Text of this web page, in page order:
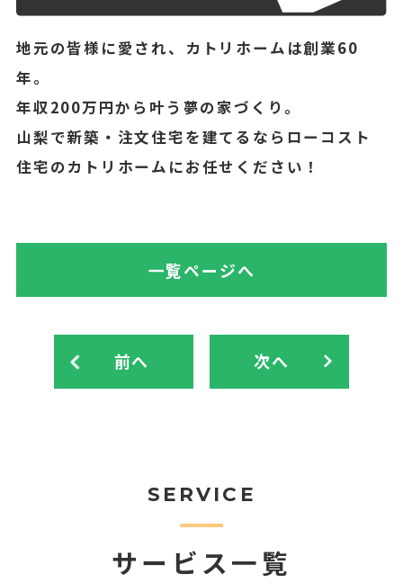
地元の皆様に愛され、カトリホームは創業60
年。
年収200万円から叶う夢の家づくり。
山梨で新築・注文住宅を建てるならローコスト
住宅のカトリホームにお任せください！
前へ
一覧ページへ
次へ
SERVICE
サービス一覧